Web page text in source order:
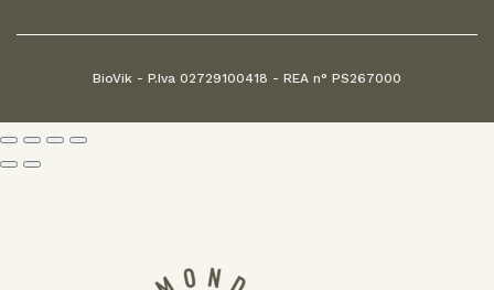
BioVik - P.Iva 02729100418 - REA n° PS267000